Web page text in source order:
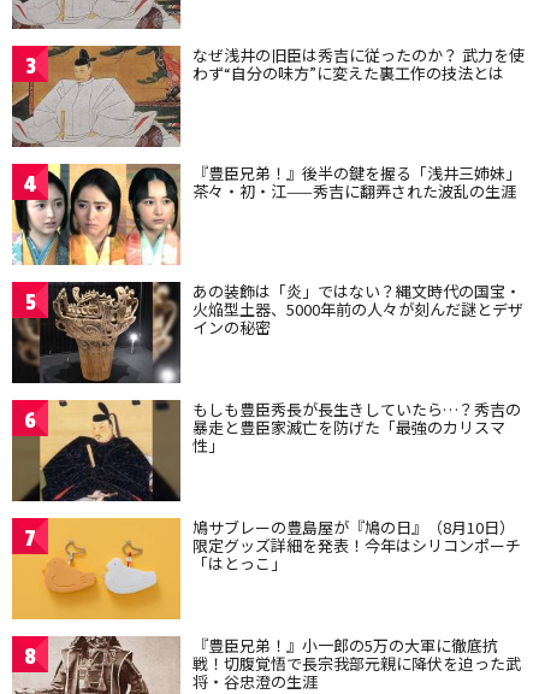
3 なぜ浅井の旧臣は秀吉に従ったのか？ 武力を使
わず“自分の味方”に変えた裏工作の技法とは
4 『豊臣兄弟！』後半の鍵を握る「浅井三姉妹」
茶々・初・江——秀吉に翻弄された波乱の生涯
5 あの装飾は「炎」ではない？縄文時代の国宝・
火焔型土器、5000年前の人々が刻んだ謎とデザ
インの秘密
6 もしも豊臣秀長が長生きしていたら…？秀吉の
暴走と豊臣家滅亡を防げた「最強のカリスマ
性」
7 鳩サブレーの豊島屋が『鳩の日』（8月10日）
限定グッズ詳細を発表！今年はシリコンポーチ
「はとっこ」
8 『豊臣兄弟！』小一郎の5万の大軍に徹底抗
戦！切腹覚悟で長宗我部元親に降伏を迫った武
将・谷忠澄の生涯